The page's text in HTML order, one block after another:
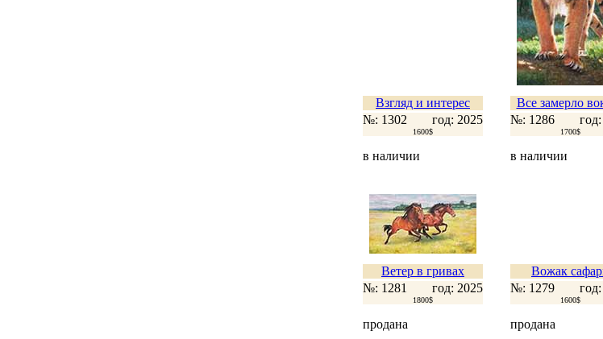
Взгляд и интерес
№: 1302
год: 2025
1600$
в наличии
Все замерло
№: 1286
1700$
в наличии
Ветер в гривах
№: 1281
год: 2025
1800$
продана
Вожак
№: 1279
1600$
продана